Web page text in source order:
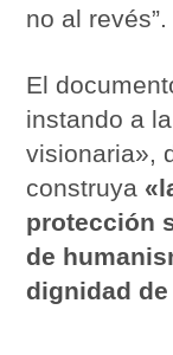
no al revés”.
El
instando a
visionaria»,
construya
protección
de
dignidad